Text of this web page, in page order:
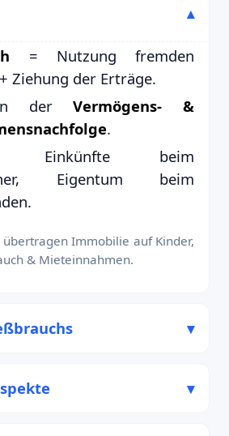
= Nutzung fremden
Ziehung der Erträge.
in derVermögens- &
.
Einkünfte beim
Eigentum beim
übertragen Immobilie auf Kinder,
& Mieteinnahmen.